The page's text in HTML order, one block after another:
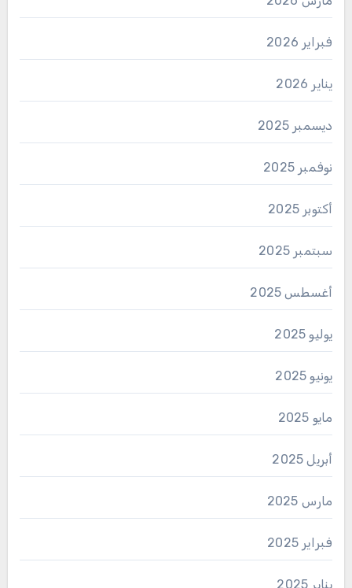
فبراير 2026
يناير 2026
ديسمبر 2025
نوفمبر 2025
أكتوبر 2025
سبتمبر 2025
أغسطس 2025
يوليو 2025
يونيو 2025
مايو 2025
أبريل 2025
مارس 2025
فبراير 2025
يناير 2025